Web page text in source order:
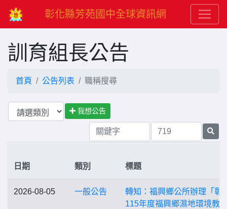
彰化縣芳苑國中全球資訊網
訓育組長公告
首頁 公告列表 職稱搜尋
我想公告
日期 類別 標題
2026-08-05 一般公告
轉知：福興鄉公所辦理「彰
115年度福興鄉濕地環境教